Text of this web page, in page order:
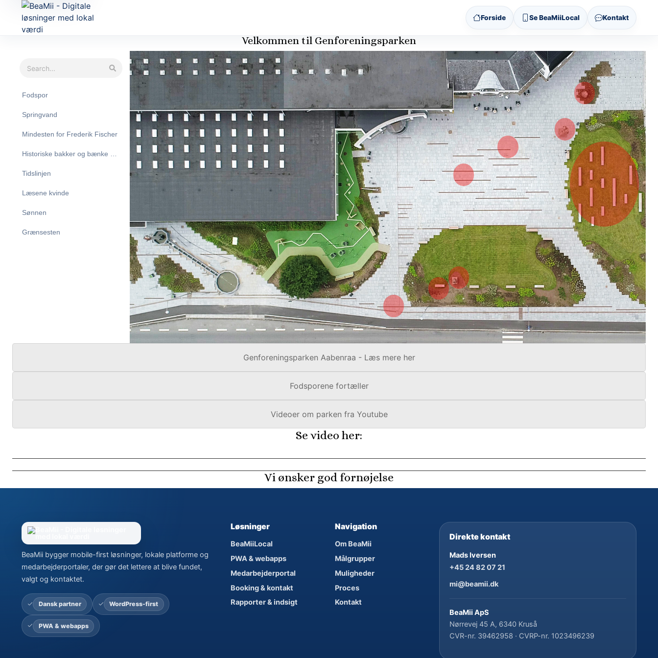
Forside Se BeaMiiLocal Kontakt
Velkommen til Genforeningsparken
Fodspor
Springvand
Mindesten for Frederik Fischer
Tidslinjen
Læsene kvinde
Sønnen
Grænsesten
Genforeningsparken Aabenraa - Læs mere her
Fodsporene fortæller
Videoer om parken fra Youtube
Se video her:
Vi ønsker god fornøjelse
BeaMii bygger mobile-first løsninger, lokale platforme og
medarbejderportaler, der gør det lettere at blive fundet,
valgt og kontaktet.
Dansk partner WordPress-first
PWA & webapps
Løsninger
BeaMiiLocal
PWA & webapps
Medarbejderportal
Booking & kontakt
Rapporter & indsigt
Navigation
Om BeaMii
Målgrupper
Muligheder
Proces
Kontakt
Direkte kontakt
Mads Iversen
+45 24 82 07 21
mi@beamii.dk
BeaMii ApS
Nørrevej 45 A, 6340 Kruså
CVR-nr. 39462958 · CVRP-nr. 1023496239